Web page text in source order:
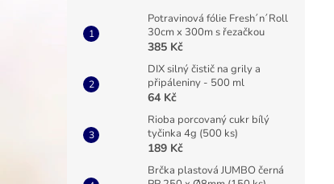
Potravinová fólie Fresh´n´Roll
30cm x 300m s řezačkou
385 Kč
DIX silný čistič na grily a
připáleniny - 500 ml
64 Kč
Rioba porcovaný cukr bílý
tyčinka 4g (500 ks)
189 Kč
Brčka plastová JUMBO černá